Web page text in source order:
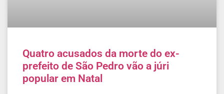
Quatro acusados da morte do ex-
prefeito de São Pedro vão a júri
popular em Natal